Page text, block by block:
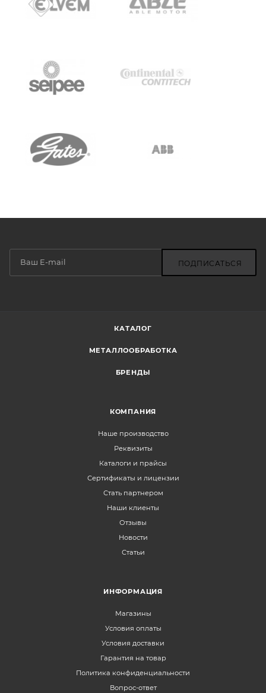
ПОДПИСАТЬСЯ
КАТАЛОГ
МЕТАЛЛООБРАБОТКА
БРЕНДЫ
КОМПАНИЯ
Наше производство
Реквизиты
Каталоги и прайсы
Сертификаты и лицензии
Стать партнером
Наши клиенты
Отзывы
Новости
Статьи
ИНФОРМАЦИЯ
Магазины
Условия оплаты
Условия доставки
Гарантия на товар
Политика конфиденциальности
Вопрос-ответ